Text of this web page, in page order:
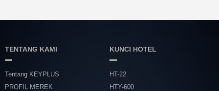
TENTANG KAMI
Tentang KEYPLUS
PROFIL MEREK
KUNCI HOTEL
HT-22
HTY-600